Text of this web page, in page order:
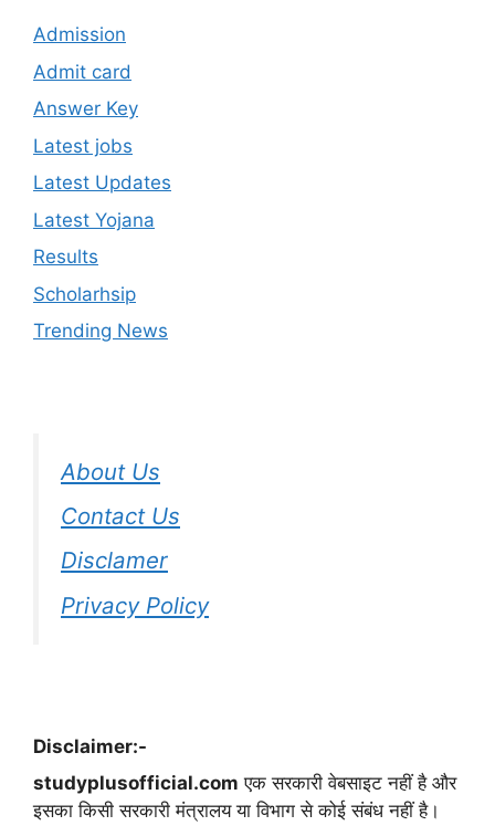
Admission
Admit card
Answer Key
Latest jobs
Latest Updates
Latest Yojana
Results
Scholarhsip
Trending News
About Us
Contact Us
Disclamer
Privacy Policy
Disclaimer:-
studyplusofficial.com एक सरकारी वेबसाइट नहीं है और
इसका किसी सरकारी मंत्रालय या विभाग से कोई संबंध नहीं है।